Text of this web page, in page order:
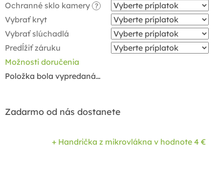
Ochranné sklo kamery ?
Vybrať kryt
Vybrať slúchadlá
Predĺžiť záruku
Možnosti doručenia
Položka bola vypredaná…
Zadarmo od nás dostanete
+ Handrička z mikrovlákna v hodnote 4 €